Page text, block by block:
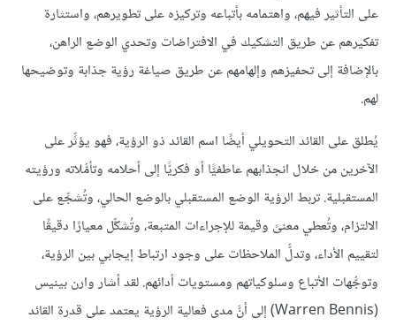
على التأثير فيهم، واهتمامه بأتباعه وتركيزه على تطويرهم، واستثارة
تفكيرهم عن طريق التشكيك في الافتراضات وتحدي الوضع الراهن،
بالإضافة إلى تحفيزهم وإلهامهم عن طريق صياغة رؤية جذابة وتوضيحها
لهم.
يُطلق على القائد التحويلي أيضًا اسم القائد ذو الرؤية، فهو يؤثِّر على
الآخرين من خلال انجذابهم عاطفيًّا أو فكريًّا إلى أحلامه وتأمُّلاته ورؤيته
المستقبلية. تربط الرؤية الوضع المستقبلي بالوضع الحالي، وتُشجِّع على
الالتزام، وتُعطي معنىً وقيمة للإجراءات المتبعة، وتُشكِّل معيارًا دقيقًا
لتقييم الأداء، وتدلُّ الملاحظات على وجود ارتباط إيجابي بين الرؤية،
وتوجُّهات الأتباع وسلوكياتهم ومستويات أدائهم. لقد أشار وارن بينيس
(Warren Bennis) إلى أنَّ مدى فعالية الرؤية يعتمد على قدرة القائد